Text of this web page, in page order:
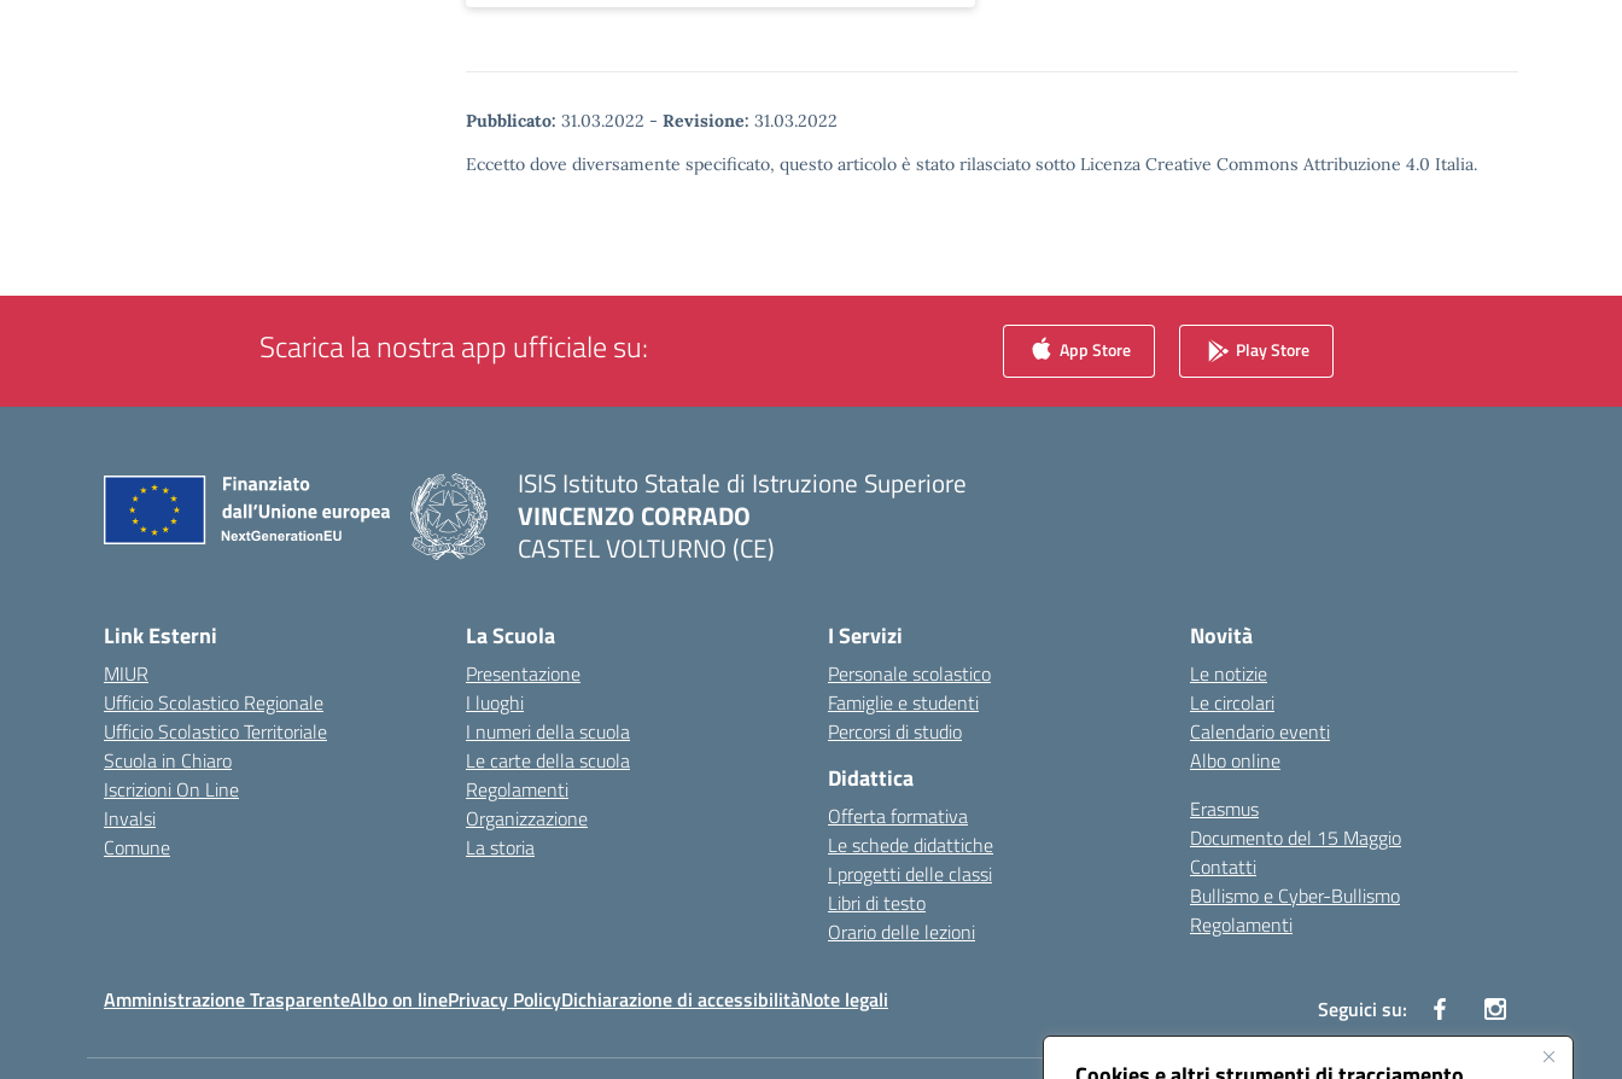
Pubblicato: 31.03.2022 - Revisione: 31.03.2022
Eccetto dove diversamente specificato, questo articolo è stato rilasciato sotto Licenza Creative Commons Attribuzione 4.0 Italia.
Scarica la nostra app ufficiale su: App Store Play Store
ISIS Istituto Statale di Istruzione Superiore
VINCENZO CORRADO
CASTEL VOLTURNO (CE)
Link Esterni
MIUR
Ufficio Scolastico Regionale
Ufficio Scolastico Territoriale
Scuola in Chiaro
Iscrizioni On Line
Invalsi
Comune
La Scuola
Presentazione
I luoghi
I numeri della scuola
Le carte della scuola
Regolamenti
Organizzazione
La storia
I Servizi
Personale scolastico
Famiglie e studenti
Percorsi di studio
Didattica
Offerta formativa
Le schede didattiche
I progetti delle classi
Libri di testo
Orario delle lezioni
Novità
Le notizie
Le circolari
Calendario eventi
Albo online
Erasmus
Documento del 15 Maggio
Contatti
Bullismo e Cyber-Bullismo
Regolamenti
Amministrazione TrasparenteAlbo on linePrivacy PolicyDichiarazione di accessibilitàNote legali Seguici su: